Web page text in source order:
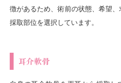
徴があるため、術前の状態、希望
採取部位を選択しています。
耳介軟骨